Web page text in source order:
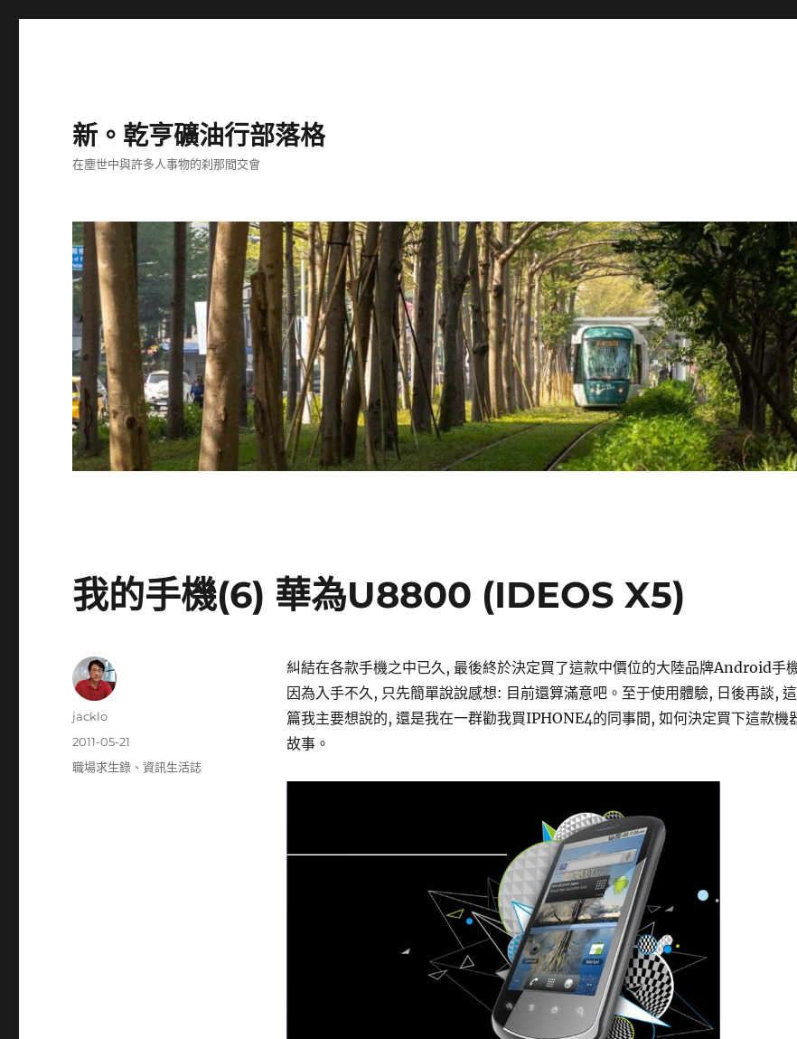
新。乾亨礦油行部落格
在塵世中與許多人事物的刹那間交會
我的手機(6) 華為U8800 (IDEOS X5)
糾結在各款手機之中已久, 最後終於決定買了這款中價位的大陸品牌Android手
因為入手不久, 只先簡單說說感想: 目前還算滿意吧。至于使用體驗, 日後再談,
篇我主要想說的, 還是我在一群勸我買IPHONE4的同事間, 如何決定買下這款機
故事。
作
jacklo
發
佈
2011-05-21
分
職場求生錄 、資訊生活誌